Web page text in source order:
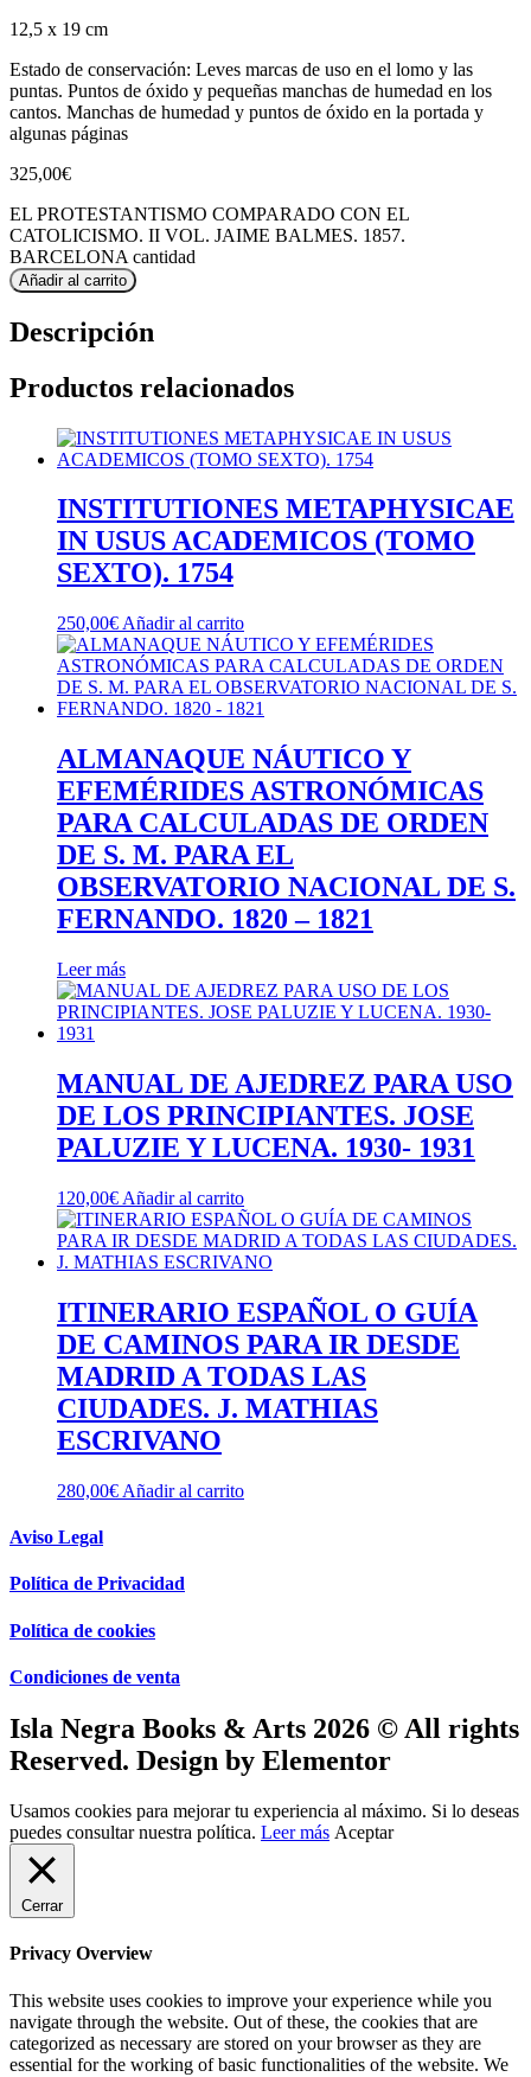
12,5 x 19 cm
Estado de conservación: Leves marcas de uso en el lomo y las
puntas. Puntos de óxido y pequeñas manchas de humedad en los
cantos. Manchas de humedad y puntos de óxido en la portada y
algunas páginas
325,00€
EL PROTESTANTISMO COMPARADO CON EL
CATOLICISMO. II VOL. JAIME BALMES. 1857.
BARCELONA cantidad
Añadir al carrito
Descripción
Productos relacionados
INSTITUTIONES METAPHYSICAE
IN USUS ACADEMICOS (TOMO
SEXTO). 1754
250,00€ Añadir al carrito
ALMANAQUE NÁUTICO Y
EFEMÉRIDES ASTRONÓMICAS
PARA CALCULADAS DE ORDEN
DE S. M. PARA EL
OBSERVATORIO NACIONAL DE S.
FERNANDO. 1820 – 1821
Leer más
MANUAL DE AJEDREZ PARA USO
DE LOS PRINCIPIANTES. JOSE
PALUZIE Y LUCENA. 1930- 1931
120,00€ Añadir al carrito
ITINERARIO ESPAÑOL O GUÍA
DE CAMINOS PARA IR DESDE
MADRID A TODAS LAS
CIUDADES. J. MATHIAS
ESCRIVANO
280,00€ Añadir al carrito
Aviso Legal
Política de Privacidad
Política de cookies
Condiciones de venta
Isla Negra Books & Arts 2026 © All rights
Reserved. Design by Elementor
Usamos cookies para mejorar tu experiencia al máximo. Si lo deseas
puedes consultar nuestra política. Leer más Aceptar
Cerrar
Privacy Overview
This website uses cookies to improve your experience while you
navigate through the website. Out of these, the cookies that are
categorized as necessary are stored on your browser as they are
essential for the working of basic functionalities of the website. We